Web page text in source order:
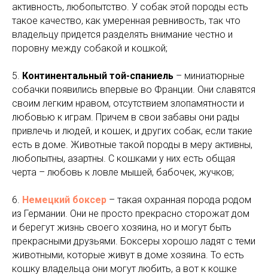
активность, любопытство. У собак этой породы есть
такое качество, как умеренная ревнивость, так что
владельцу придется разделять внимание честно и
поровну между собакой и кошкой;
5. Континентальный той-спаниель – миниатюрные
собачки появились впервые во Франции. Они славятся
своим легким нравом, отсутствием злопамятности и
любовью к играм. Причем в свои забавы они рады
привлечь и людей, и кошек, и других собак, если такие
есть в доме. Животные такой породы в меру активны,
любопытны, азартны. С кошками у них есть общая
черта – любовь к ловле мышей, бабочек, жучков;
6. Немецкий боксер – такая охранная порода родом
из Германии. Они не просто прекрасно сторожат дом
и берегут жизнь своего хозяина, но и могут быть
прекрасными друзьями. Боксеры хорошо ладят с теми
животными, которые живут в доме хозяина. То есть
кошку владельца они могут любить, а вот к кошке